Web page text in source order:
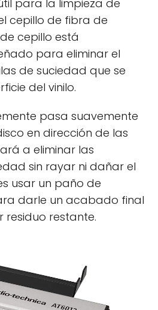
para la limpieza de
cepillo de fibra de
cepillo está
para eliminar el
de suciedad que se
del vinilo.
pasa suavemente
en dirección de las
a eliminar las
sin rayar ni dañar el
usar un paño de
darle un acabado final
residuo restante.